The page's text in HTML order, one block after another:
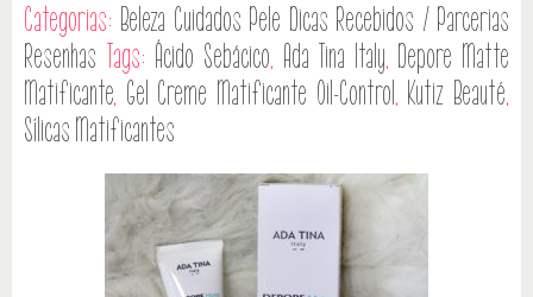
Categorias: Beleza Cuidados Pele Dicas Recebidos / Parcerias
Resenhas Tags: Ácido Sebácico, Ada Tina Italy, Depore Matte
Matificante, Gel Creme Matificante Oil-Control, Kutiz Beauté,
Sílicas Matificantes